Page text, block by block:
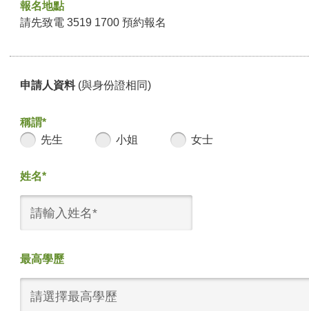
報名地點
請先致電 3519 1700 預約報名
申請人資料 (與身份證相同)
稱謂*
先生
小姐 女士
姓名*
最高學歷
請選擇最高學歷